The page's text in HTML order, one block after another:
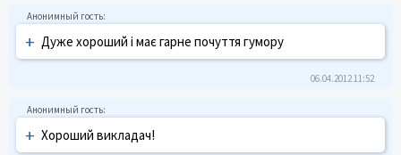
+ Дуже хороший і має гарне почуття гумору
06.04.2012 11:52
+ Хороший викладач!